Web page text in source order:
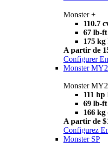
Monster +
110.7
67 lb-
175 kg
A partir de
Configurer
Monster
Monster
111 hp
69 lb-ft
166 kg
A partir de
Configurez
Monster SP